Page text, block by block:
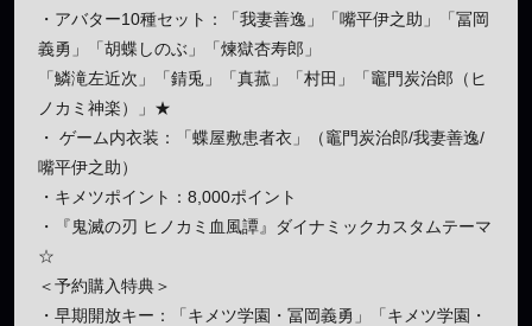
・アバター10種セット：「我妻善逸」「嘴平伊之助」「冨岡
義勇」「胡蝶しのぶ」「煉獄杏寿郎」
「鱗滝左近次」「錆兎」「真菰」「村田」「竈門炭治郎（ヒ
ノカミ神楽）」★
・ ゲーム内衣装：「蝶屋敷患者衣」（竈門炭治郎/我妻善逸/
嘴平伊之助）
・キメツポイント：8,000ポイント
・『鬼滅の刃 ヒノカミ血風譚』ダイナミックカスタムテーマ
☆
＜予約購入特典＞
・早期開放キー：「キメツ学園・冨岡義勇」「キメツ学園・